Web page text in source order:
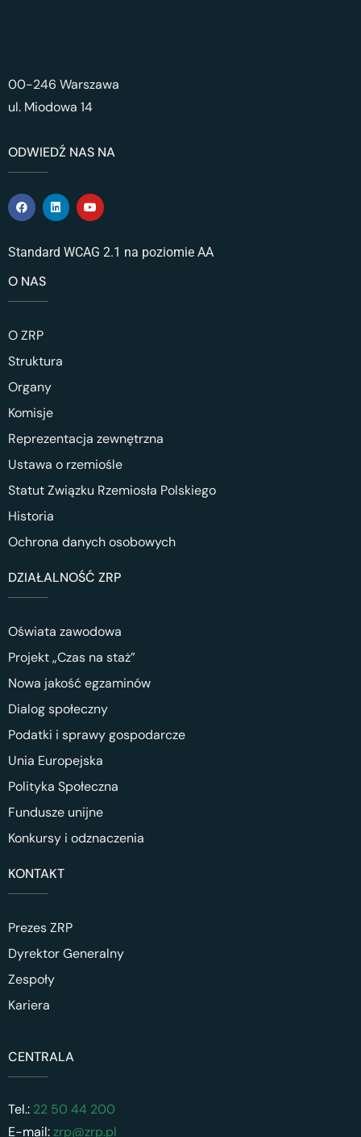
00-246 Warszawa
ul. Miodowa 14
ODWIEDŹ NAS NA
Standard WCAG 2.1 na poziomie AA
O NAS
O ZRP
Struktura
Organy
Komisje
Reprezentacja zewnętrzna
Ustawa o rzemiośle
Statut Związku Rzemiosła Polskiego
Historia
Ochrona danych osobowych
DZIAŁALNOŚĆ ZRP
Oświata zawodowa
Projekt „Czas na staż”
Nowa jakość egzaminów
Dialog społeczny
Podatki i sprawy gospodarcze
Unia Europejska
Polityka Społeczna
Fundusze unijne
Konkursy i odznaczenia
KONTAKT
Prezes ZRP
Dyrektor Generalny
Zespoły
Kariera
CENTRALA
Tel.: 22 50 44 200
E-mail:zrp@zrp.pl